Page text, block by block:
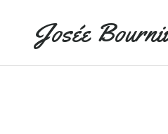
Josée